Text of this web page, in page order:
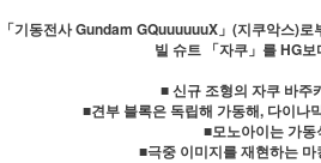
「기동전사 Gundam GQuuuuuuX」(지쿠악스)
빌 슈트 「자쿠」를 HG
■ 신규 조형의 자쿠 바주
■견부 블록은 독립해 가동해, 다이나
■모노아이는 가동
■극중 이미지를 재현하는 마